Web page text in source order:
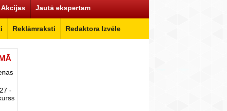
Reklāmraksti Redaktora Izvēle
Akcijas Jautā ekspertam
-